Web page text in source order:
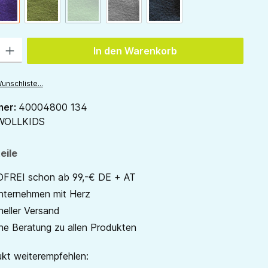
ist zurzeit nicht verfügbar.)
pflaume waldgrün gras
(Diese Option ist zurzeit nicht verfügbar.)
hellgrau anthrazit
In den Warenkorb
40004800 134
schon ab 99,-€ DE + AT
mit Herz
Versand
Beratung zu allen Produkten
weiterempfehlen: